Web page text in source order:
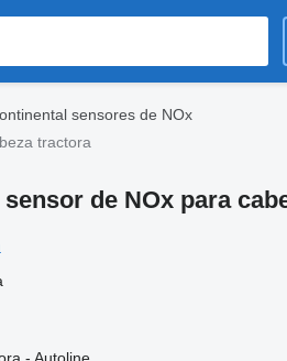
sensores de NOx
tractora
de NOx para